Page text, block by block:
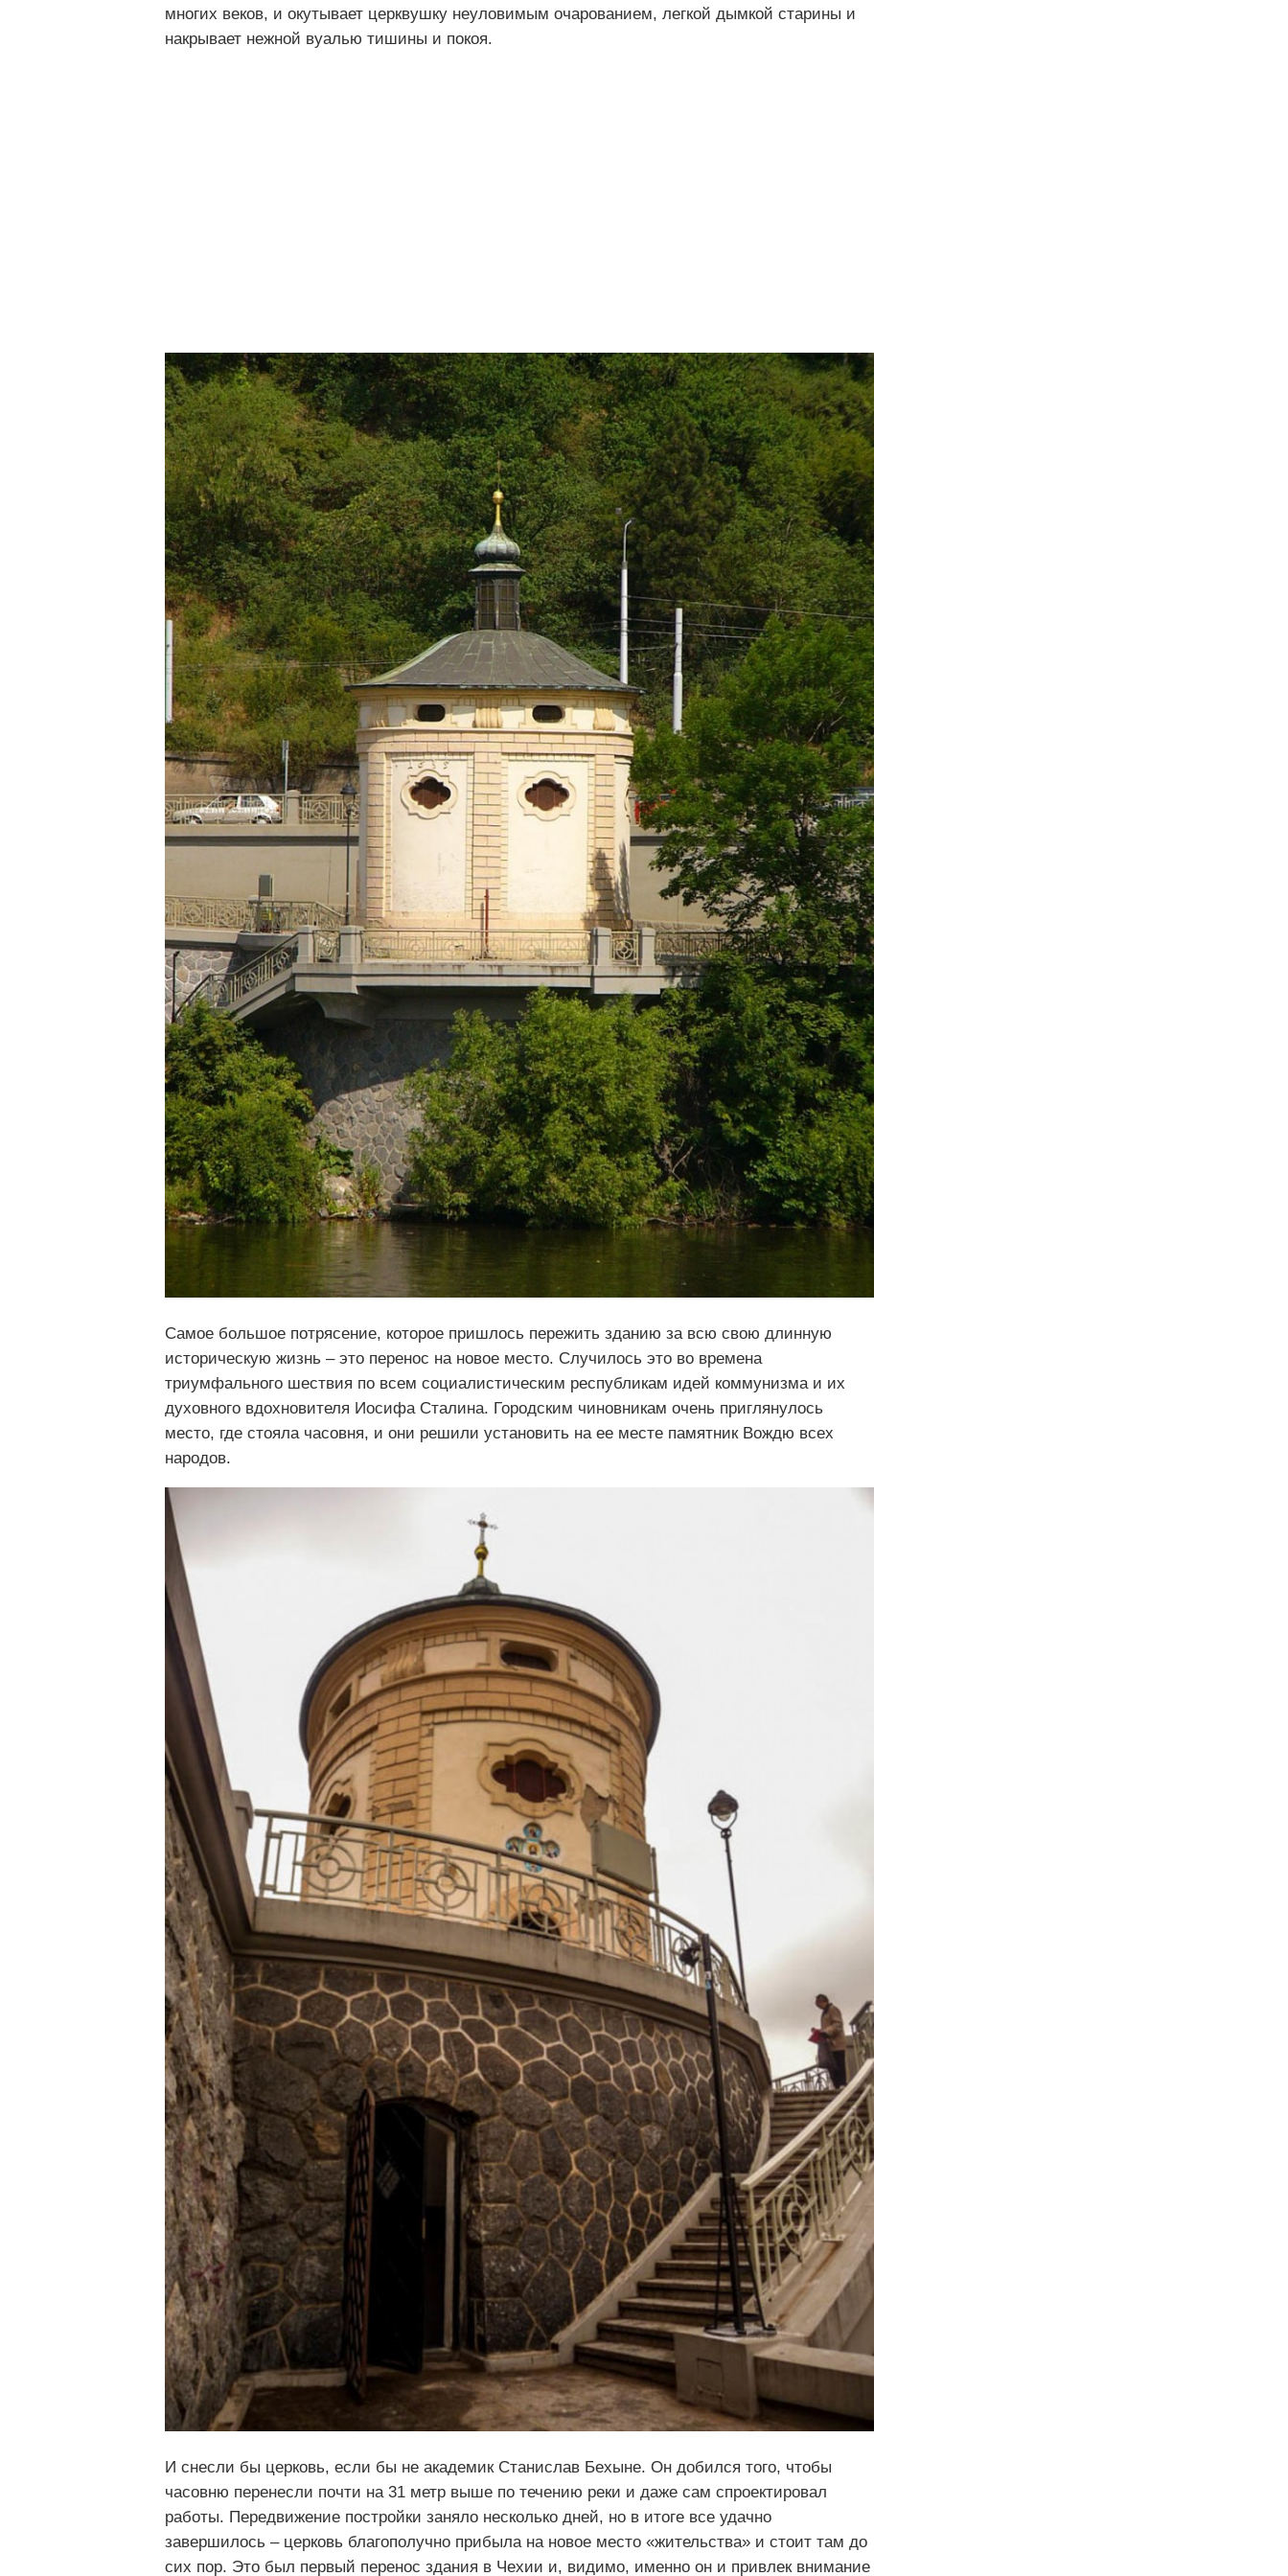
многих веков, и окутывает церквушку неуловимым очарованием, легкой дымкой старины и
накрывает нежной вуалью тишины и покоя.
Самое большое потрясение, которое пришлось пережить зданию за всю свою длинную
историческую жизнь – это перенос на новое место. Случилось это во времена
триумфального шествия по всем социалистическим республикам идей коммунизма и их
духовного вдохновителя Иосифа Сталина. Городским чиновникам очень приглянулось
место, где стояла часовня, и они решили установить на ее месте памятник Вождю всех
народов.
И снесли бы церковь, если бы не академик Станислав Бехыне. Он добился того, чтобы
часовню перенесли почти на 31 метр выше по течению реки и даже сам спроектировал
работы. Передвижение постройки заняло несколько дней, но в итоге все удачно
завершилось – церковь благополучно прибыла на новое место «жительства» и стоит там до
сих пор. Это был первый перенос здания в Чехии и, видимо, именно он и привлек внимание